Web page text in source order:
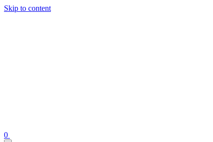
Skip to content
0